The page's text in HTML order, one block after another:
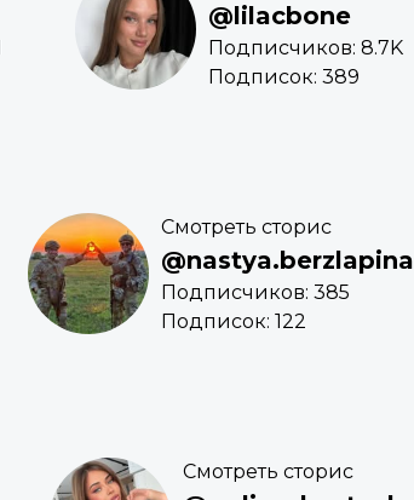
@lilacbone
Подписчиков: 8.7K
Подписок: 389
Смотреть сторис
@nastya.berzlapina
Подписчиков: 385
Подписок: 122
Смотреть сторис